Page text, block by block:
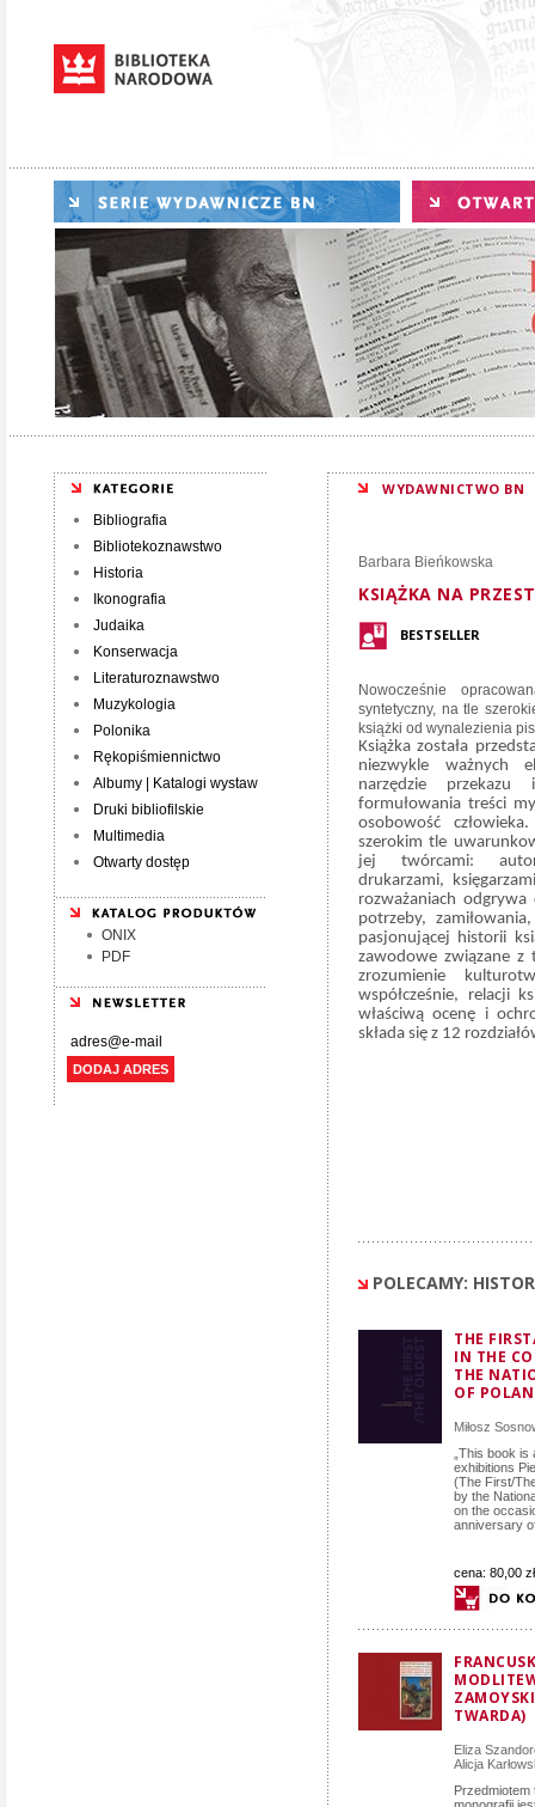
Bibliografia
Bibliotekoznawstwo
Historia
Ikonografia
Judaika
Konserwacja
Literaturoznawstwo
Muzykologia
Polonika
Rękopiśmiennictwo
Albumy | Katalogi wystaw
Druki bibliofilskie
Multimedia
Otwarty dostęp
ONIX
PDF
DODAJ ADRES
WYDAWNICTWO BN
Barbara Bieńkowska
KSIĄŻKA NA
BESTSELLER
Nowocześnie
syntetyczny, na tle
książki od wynalezienia
Książka została
niezwykle ważnych
narzędzie
formułowania treści
osobowość
szerokim tle
jej twórcami:
drukarzami,
rozważaniach
potrzeby,
pasjonującej historii
zawodowe związane z
zrozumienie
współcześnie, relacji
właściwą ocenę i
składa się z 12
POLECAMY:
THE
IN THE
THE
OF
Miłosz
„This book
exhibitions
(The First/
by the
on the
anniversary
cena: 80,00 zł
TWARDA)
Eliza
Alicja
Przedmiotem